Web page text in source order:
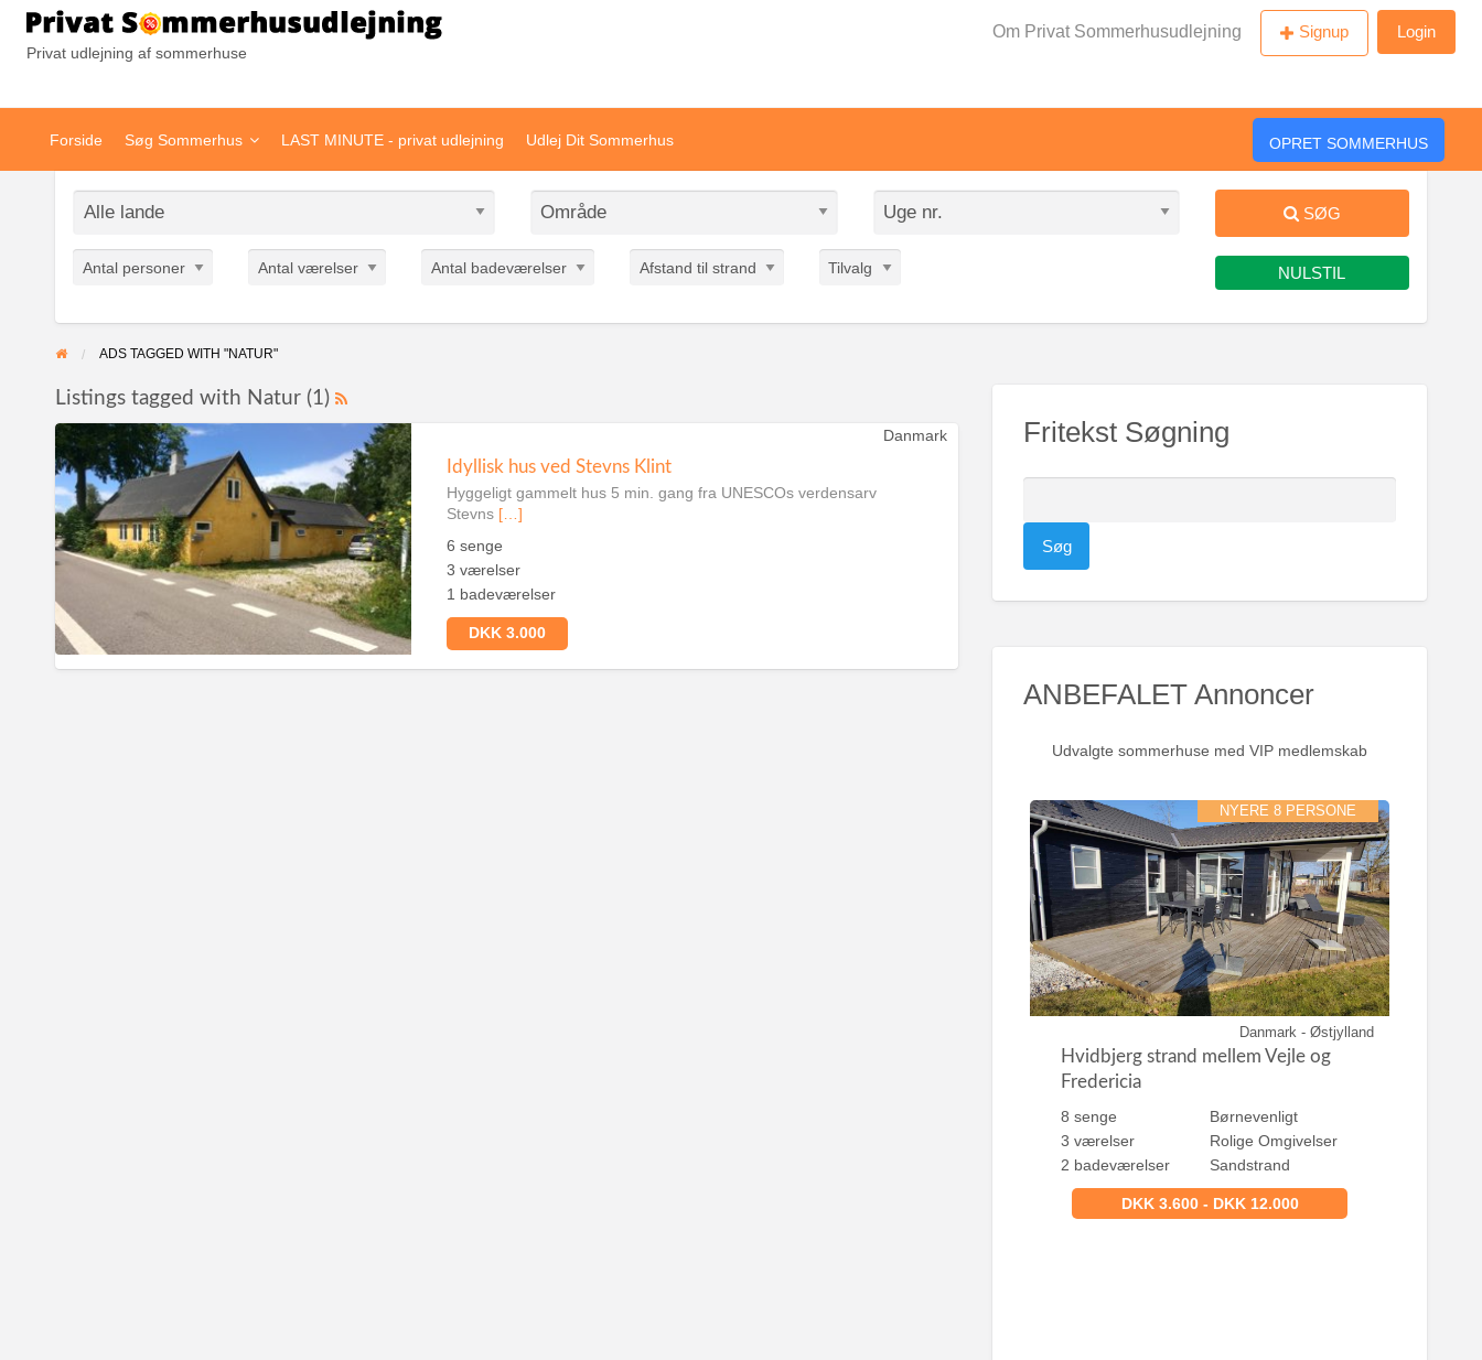
Om Privat Sommerhusudlejning Signup Login
Privat udlejning af sommerhuse
Forside Søg Sommerhus LAST MINUTE - privat udlejning Udlej Dit Sommerhus OPRET SOMMERHUS
SØG
Antal personer Antal værelser Antal badeværelser Afstand til strand Tilvalg NULSTIL
ADS TAGGED WITH "NATUR"
Listings tagged with Natur (1)
Danmark
Idyllisk hus ved Stevns Klint
Hyggeligt gammelt hus 5 min. gang fra UNESCOs verdensarv
Stevns […]
6 senge
3 værelser
1 badeværelser
DKK 3.000
Fritekst Søgning
ø
e
f
r
ANBEFALET Annoncer
Udvalgte sommerhuse med VIP medlemskab
NYERE 8 PERSONE
Danmark - Østjylland
Hvidbjerg strand mellem Vejle og
Fredericia
8 senge
3 værelser
2 badeværelser
Børnevenligt
Rolige Omgivelser
Sandstrand
DKK 3.600 - DKK 12.000